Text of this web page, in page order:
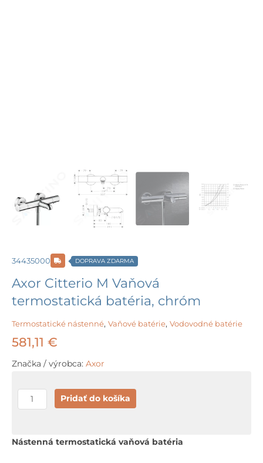
34435000 DOPRAVA ZDARMA
Axor Citterio M Vaňová
termostatická batéria, chróm
Termostatické nástenné, Vaňové batérie, Vodovodné batérie
581,11 €
Značka / výrobca: Axor
množstvo
Axor
M
Pridať do košíka
Nástenná termostatická vaňová batéria